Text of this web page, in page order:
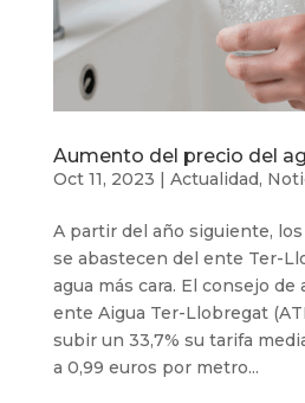
Aumento del precio del
Oct 11, 2023 Actualidad,
A partir del año siguiente,
se abastecen del ente Ter-
agua más cara. El consejo de
ente Aigua Ter-Llobregat
subir un 33,7% su tarifa
a 0,99 euros por metro...